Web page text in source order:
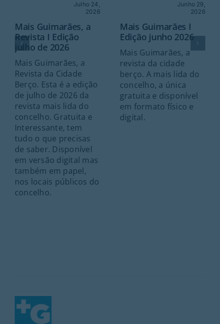
Julho 24,
2026
Mais Guimarães, a
Revista I Edição
julho de 2026
Mais Guimarães, a
Revista da Cidade
Berço. Esta é a edição
de julho de 2026 da
revista mais lida do
concelho. Gratuita e
Interessante, tem
tudo o que precisas
de saber. Disponível
em versão digital mas
também em papel,
nos locais públicos do
concelho.
Junho 29,
2026
Mais Guimarães I
Edição junho 2026
Mais Guimarães, a
revista da cidade
berço. A mais lida do
concelho, a única
gratuita e disponível
em formato físico e
digital.